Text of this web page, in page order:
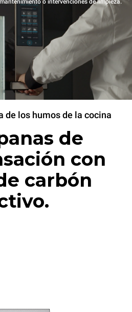
o intervenciones de limpieza.
de los humos de la cocina
de
con
carbón